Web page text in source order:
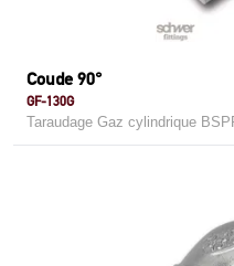
Coude 90°
GF-130G
Taraudage Gaz cylindrique